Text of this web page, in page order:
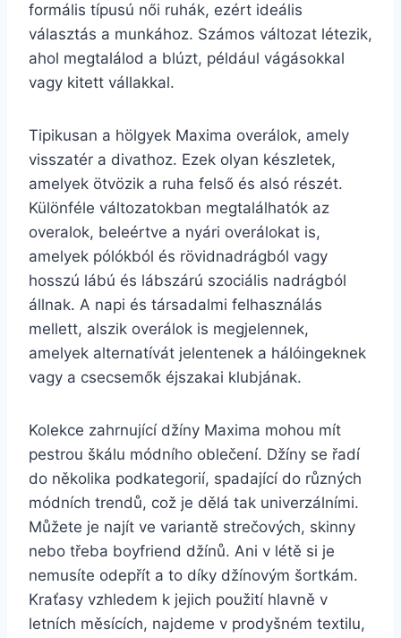
formális típusú női ruhák, ezért ideális
választás a munkához. Számos változat létezik,
ahol megtalálod a blúzt, például vágásokkal
vagy kitett vállakkal.
Tipikusan a hölgyek Maxima overálok, amely
visszatér a divathoz. Ezek olyan készletek,
amelyek ötvözik a ruha felső és alsó részét.
Különféle változatokban megtalálhatók az
overalok, beleértve a nyári overálokat is,
amelyek pólókból és rövidnadrágból vagy
hosszú lábú és lábszárú szociális nadrágból
állnak. A napi és társadalmi felhasználás
mellett, alszik overálok is megjelennek,
amelyek alternatívát jelentenek a hálóingeknek
vagy a csecsemők éjszakai klubjának.
Kolekce zahrnující džíny Maxima mohou mít
pestrou škálu módního oblečení. Džíny se řadí
do několika podkategorií, spadající do různých
módních trendů, což je dělá tak univerzálními.
Můžete je najít ve variantě strečových, skinny
nebo třeba boyfriend džínů. Ani v létě si je
nemusíte odepřít a to díky džínovým šortkám.
Kraťasy vzhledem k jejich použití hlavně v
letních měsících, najdeme v prodyšném textilu,